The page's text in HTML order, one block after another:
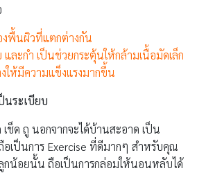
พื้นผิวที่แตกต่างกัน
และกำ เป็นช่วยกระตุ้นให้กล้ามเนื้อมัดเล็ก
ให้มีความแข็งแรงมากขึ้น
นระเบียบ
ช็ด ถู นอกจากจะได้บ้านสะอาด เป็น
อเป็นการ Exercise ที่ดีมากๆ สำหรับคุณ
น้อยนั้น ถือเป็นการกล่อมให้นอนหลับได้